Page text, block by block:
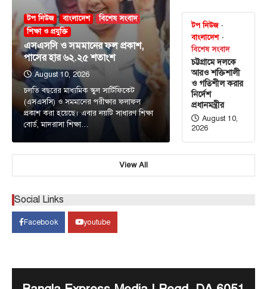
টপ নিউজ বাংলাদেশ
বিশেষ সংবাদ
শিক্ষা ও প্রযুক্তি
এসএসসি ও সমমানের ফল প্রকাশ,
পাসের হার ৬২.২৫ শতাংশ
August 10, 2026
চলতি বছরের মাধ্যমিক স্কুল সার্টিফিকেট
(এসএসসি) ও সমমানের পরীক্ষার ফলাফল
প্রকাশ করা হয়েছে। এবার নয়টি সাধারণ শিক্ষা
বোর্ড, মাদরাসা শিক্ষা…
টপ নিউজ
বাংলাদেশ
বিশেষ সংবাদ
চট্টগ্রামে দলকে
আরও শক্তিশালী
ও গতিশীল করার
নির্দেশ
প্রধানমন্ত্রীর
August 10,
2026
View All
Social Links
Facebook youtube
এনামুল হক রাশেদী, চট্টগ্রামঃ তৃণমূলে সংগঠন শক্তিশালী,
টপ নিউজ বাংলাদেশ বিশেষ সংবাদ
যারা শান্তি-শৃঙ্খলা নষ্ট করতে চায় তাদের বিরুদ্ধে